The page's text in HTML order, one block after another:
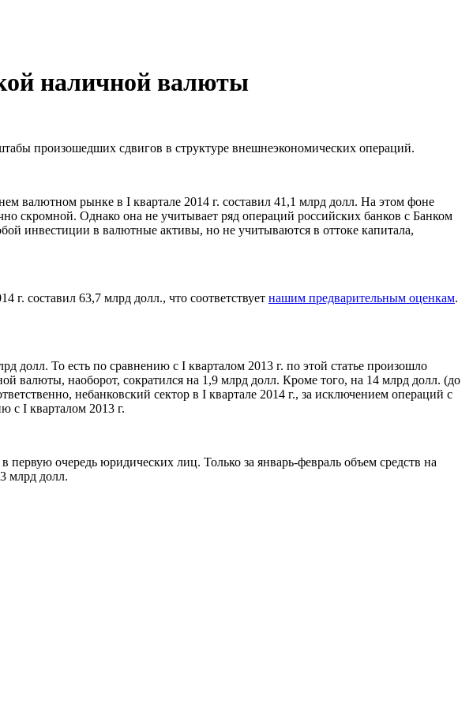
наличной валюты
произошедших сдвигов в структуре внешнеэкономических операций.
валютном рынке в I квартале 2014 г. составил 41,1 млрд долл. На этом фоне
скромной. Однако она не учитывает ряд операций российских банков с Банком
инвестиции в валютные активы, но не учитываются в оттоке капитала,
г. составил 63,7 млрд долл., что соответствует нашим предварительным оценкам.
долл. То есть по сравнению с I кварталом 2013 г. по этой статье произошло
валюты, наоборот, сократился на 1,9 млрд долл. Кроме того, на 14 млрд долл. (до
небанковский сектор в I квартале 2014 г., за исключением операций с
с I кварталом 2013 г.
очередь юридических лиц. Только за январь-февраль объем средств на
млрд долл.